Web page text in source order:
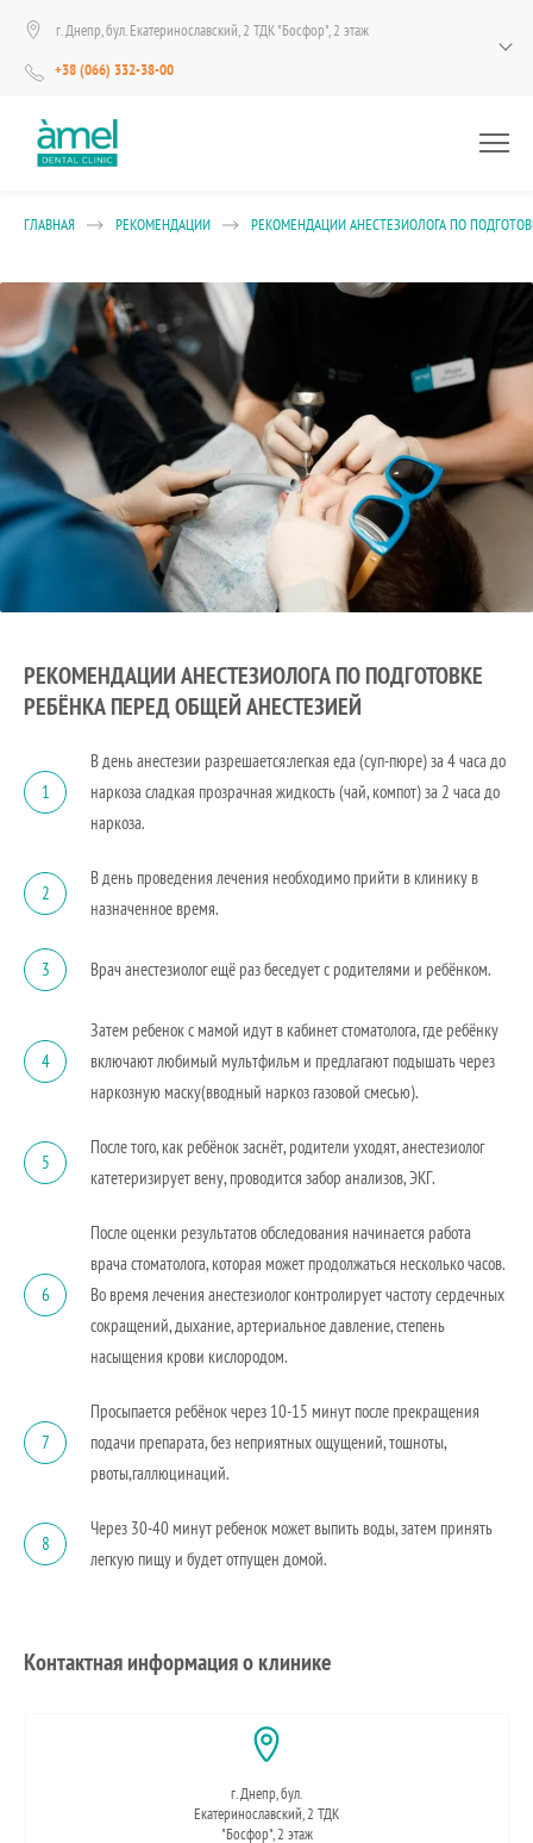
г. Днепр, бул. Екатеринославский, 2 ТДК "Босфор", 2 этаж
+38 (066) 332-38-00
ГЛАВНАЯ РЕКОМЕНДАЦИИ РЕКОМЕНДАЦИИ АНЕСТЕЗИОЛОГА ПО
РЕКОМЕНДАЦИИ АНЕСТЕЗИОЛОГА ПО ПОДГОТОВКЕ
РЕБЁНКА ПЕРЕД ОБЩЕЙ АНЕСТЕЗИЕЙ
1
В день анестезии разрешается:легкая еда (суп-пюре) за 4 часа до
наркоза сладкая прозрачная жидкость (чай, компот) за 2 часа до
наркоза.
2
В день проведения лечения необходимо прийти в клинику в
назначенное время.
3 Врач анестезиолог ещё раз беседует с родителями и ребёнком.
4
Затем ребенок с мамой идут в кабинет стоматолога, где ребёнку
включают любимый мультфильм и предлагают подышать через
наркозную маску(вводный наркоз газовой смесью).
5
После того, как ребёнок заснёт, родители уходят, анестезиолог
катетеризирует вену, проводится забор анализов, ЭКГ.
6
После оценки результатов обследования начинается работа
врача стоматолога, которая может продолжаться несколько часов.
Во время лечения анестезиолог контролирует частоту сердечных
сокращений, дыхание, артериальное давление, степень
насыщения крови кислородом.
7
Просыпается ребёнок через 10-15 минут после прекращения
подачи препарата, без неприятных ощущений, тошноты,
рвоты,галлюцинаций.
8
Через 30-40 минут ребенок может выпить воды, затем принять
легкую пищу и будет отпущен домой.
Контактная информация о клинике
г. Днепр, бул.
Екатеринославский, 2 ТДК
"Босфор", 2 этаж